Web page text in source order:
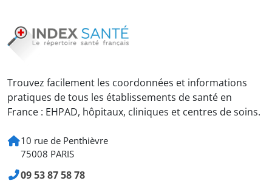
Trouvez facilement les coordonnées et informations
pratiques de tous les établissements de santé en
France : EHPAD, hôpitaux, cliniques et centres de soins.
10 rue de Penthièvre
75008 PARIS
09 53 87 58 78